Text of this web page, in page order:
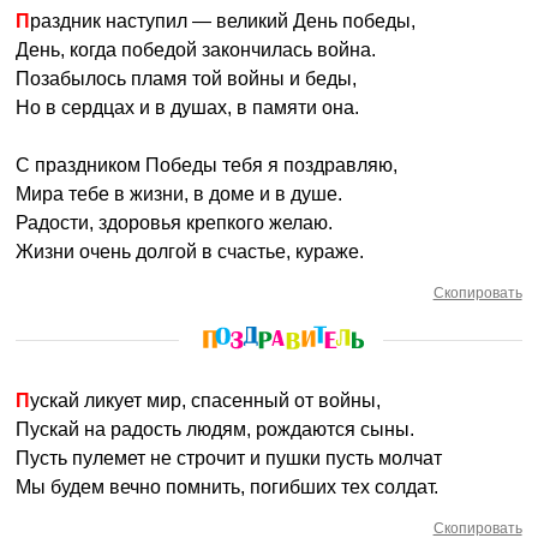
Праздник наступил — великий День победы,
День, когда победой закончилась война.
Позабылось пламя той войны и беды,
Но в сердцах и в душах, в памяти она.
С праздником Победы тебя я поздравляю,
Мира тебе в жизни, в доме и в душе.
Радости, здоровья крепкого желаю.
Жизни очень долгой в счастье, кураже.
Скопировать
Пускай ликует мир, спасенный от войны,
Пускай на радость людям, рождаются сыны.
Пусть пулемет не строчит и пушки пусть молчат
Мы будем вечно помнить, погибших тех солдат.
Скопировать